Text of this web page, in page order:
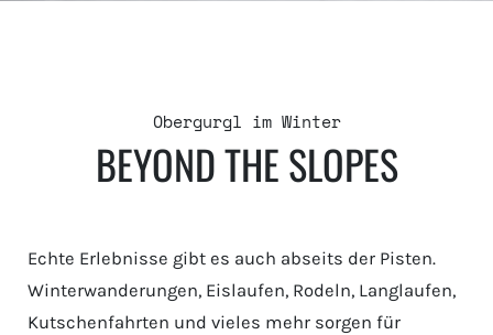
Obergurgl im Winter
BEYOND THE SLOPES
Echte Erlebnisse gibt es auch abseits der Pisten.
Winterwanderungen, Eislaufen, Rodeln, Langlaufen,
Kutschenfahrten und vieles mehr sorgen für